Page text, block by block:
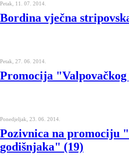
Petak, 11. 07. 2014.
Bordina vječna
Petak, 27. 06. 2014.
Promocija
Ponedjeljak, 23. 06. 2014.
Pozivnica na promociju
godišnjaka" (19)